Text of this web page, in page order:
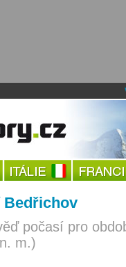
Bedřichov
počasí pro
m.)